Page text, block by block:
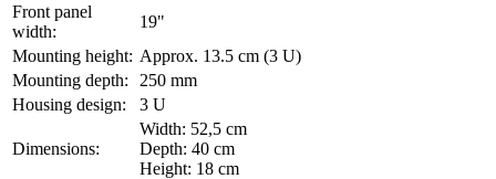
Front panel
width:
19"
Mounting height: Approx. 13.5 cm (3 U)
Mounting depth:
250 mm
Housing design:
3 U
Dimensions:
Width: 52,5 cm
Depth: 40 cm
Height: 18 cm